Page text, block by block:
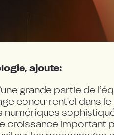
ajoute:
grande partie de
concurrentiel dans le
numériques
croissance important